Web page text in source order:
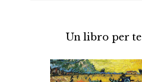
Un libro per te